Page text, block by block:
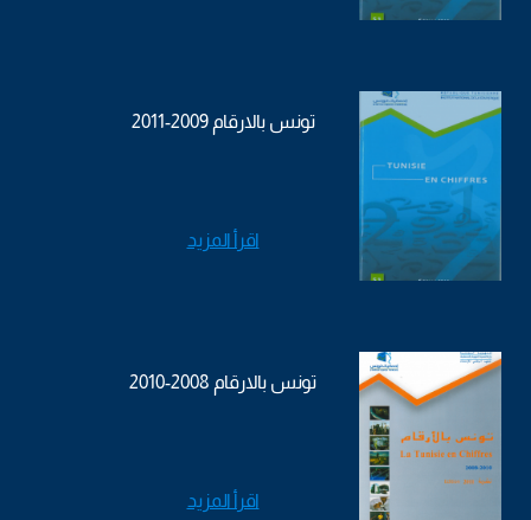
تونس بالارقام 2009-2011
اقرأ المزيد
تونس بالارقام 2008-2010
اقرأ المزيد